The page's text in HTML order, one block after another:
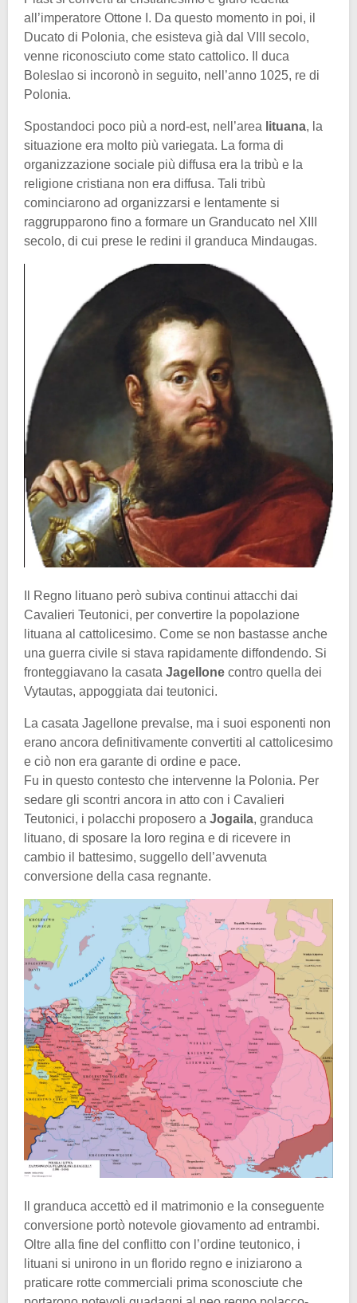
all’imperatore Ottone I. Da questo momento in poi, il
Ducato di Polonia, che esisteva già dal VIII secolo,
venne riconosciuto come stato cattolico. Il duca
Boleslao si incoronò in seguito, nell’anno 1025, re di
Polonia.
Spostandoci poco più a nord-est, nell’area lituana, la
situazione era molto più variegata. La forma di
organizzazione sociale più diffusa era la tribù e la
religione cristiana non era diffusa. Tali tribù
cominciarono ad organizzarsi e lentamente si
raggrupparono fino a formare un Granducato nel XIII
secolo, di cui prese le redini il granduca Mindaugas.
Il Regno lituano però subiva continui attacchi dai
Cavalieri Teutonici, per convertire la popolazione
lituana al cattolicesimo. Come se non bastasse anche
una guerra civile si stava rapidamente diffondendo. Si
fronteggiavano la casata Jagellone contro quella dei
Vytautas, appoggiata dai teutonici.
La casata Jagellone prevalse, ma i suoi esponenti non
erano ancora definitivamente convertiti al cattolicesimo
e ciò non era garante di ordine e pace.
Fu in questo contesto che intervenne la Polonia. Per
sedare gli scontri ancora in atto con i Cavalieri
Teutonici, i polacchi proposero a Jogaila, granduca
lituano, di sposare la loro regina e di ricevere in
cambio il battesimo, suggello dell’avvenuta
conversione della casa regnante.
Il granduca accettò ed il matrimonio e la conseguente
conversione portò notevole giovamento ad entrambi.
Oltre alla fine del conflitto con l’ordine teutonico, i
lituani si unirono in un florido regno e iniziarono a
praticare rotte commerciali prima sconosciute che